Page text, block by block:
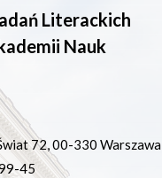
Literackich
Nauk
72, 00-330 Warszawa
45